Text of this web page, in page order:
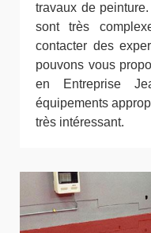
travaux de
sont très
contacter des
pouvons vous
en Entreprise
équipements
très intéressant.